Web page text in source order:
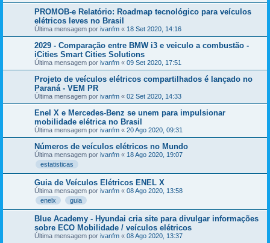
PROMOB-e Relatório: Roadmap tecnológico para veículos
elétricos leves no Brasil
Última mensagem por ivanfm « 18 Set 2020, 14:16
2029 - Comparação entre BMW i3 e veiculo a combustão -
iCities Smart Cities Solutions
Última mensagem por ivanfm « 09 Set 2020, 17:51
Projeto de veículos elétricos compartilhados é lançado no
Paraná - VEM PR
Última mensagem por ivanfm « 02 Set 2020, 14:33
Enel X e Mercedes-Benz se unem para impulsionar
mobilidade elétrica no Brasil
Última mensagem por ivanfm « 20 Ago 2020, 09:31
Números de veículos elétricos no Mundo
Última mensagem por ivanfm « 18 Ago 2020, 19:07
estatisticas
Guia de Veículos Elétricos ENEL X
Última mensagem por ivanfm « 08 Ago 2020, 13:58
enelx
guia
Blue Academy - Hyundai cria site para divulgar informações
sobre ECO Mobilidade / veículos elétricos
Última mensagem por ivanfm « 08 Ago 2020, 13:37